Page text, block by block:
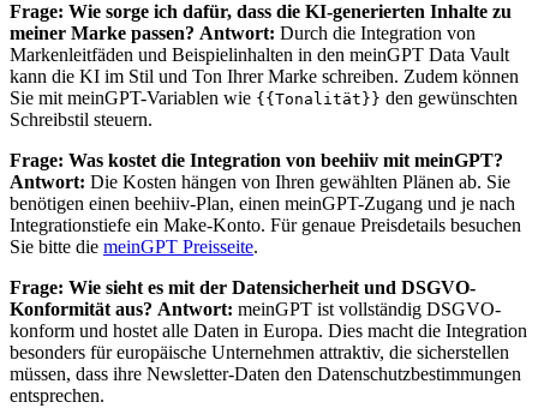
Frage: Wie sorge ich dafür, dass die KI-generierten Inhalte zu
meiner Marke passen? Antwort: Durch die Integration von
Markenleitfäden und Beispielinhalten in den meinGPT Data Vault
kann die KI im Stil und Ton Ihrer Marke schreiben. Zudem können
Sie mit meinGPT-Variablen wie {{Tonalität}} den gewünschten
Schreibstil steuern.
Frage: Was kostet die Integration von beehiiv mit meinGPT?
Antwort: Die Kosten hängen von Ihren gewählten Plänen ab. Sie
benötigen einen beehiiv-Plan, einen meinGPT-Zugang und je nach
Integrationstiefe ein Make-Konto. Für genaue Preisdetails besuchen
Sie bitte die meinGPT Preisseite.
Frage: Wie sieht es mit der Datensicherheit und DSGVO-
Konformität aus? Antwort: meinGPT ist vollständig DSGVO-
konform und hostet alle Daten in Europa. Dies macht die Integration
besonders für europäische Unternehmen attraktiv, die sicherstellen
müssen, dass ihre Newsletter-Daten den Datenschutzbestimmungen
entsprechen.